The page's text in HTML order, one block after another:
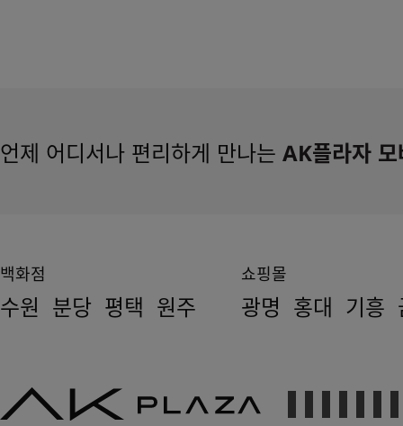
언제 어디서나 편리하게 만나는 AK플라자
백화점
수원 분당 평택 원주
쇼핑몰
광명 홍대 기흥
PLAZA